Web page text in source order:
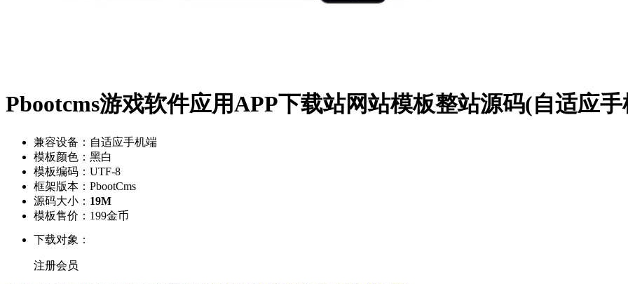
Pbootcms游戏软件应用APP下载站网站模板整站源码(自适应
兼容设备：自适应手机端
模板颜色：黑白
模板编码：UTF-8
框架版本：PbootCms
源码大小： 19M
模板售价： 199金币
下载对象：
注册会员